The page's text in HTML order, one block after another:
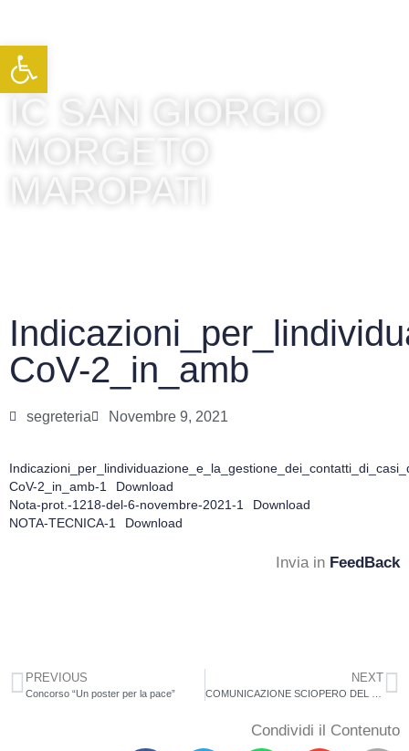
IC SAN GIORGIO
MORGETO
MAROPATI
CoV-2_in_amb
segreteria Novembre 9, 2021
CoV-2_in_amb-1
Download
Nota-prot.-1218-del-6-novembre-2021-1
Download
NOTA-TECNICA-1
Download
Invia in FeedBack
PREVIOUS
Concorso “Un poster per la pace”
NEXT
Condividi il Contenuto
Apri la barra degli strumenti